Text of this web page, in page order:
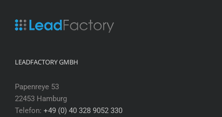
LEADFACTORY GMBH
Papenreye 53
22453 Hamburg
Telefon: +49 (0) 40 328 9052 330